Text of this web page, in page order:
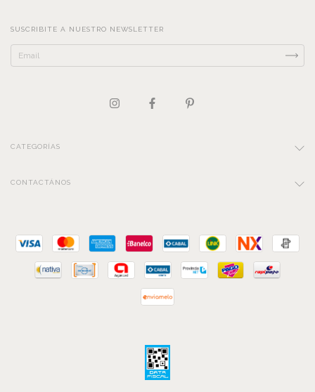
SUSCRIBITE A NUESTRO NEWSLETTER
CATEGORÍAS
CONTACTÁNOS